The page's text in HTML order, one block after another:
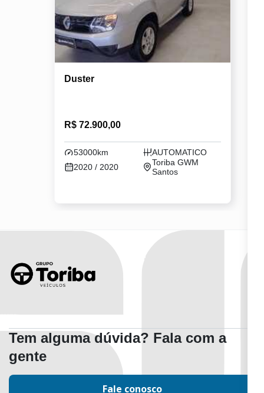
Duster
R$ 72.900,00
53000km
AUTOMATICO
2020 / 2020
Toriba GWM
Santos
Tem alguma dúvida? Fala com a
gente
Fale conosco